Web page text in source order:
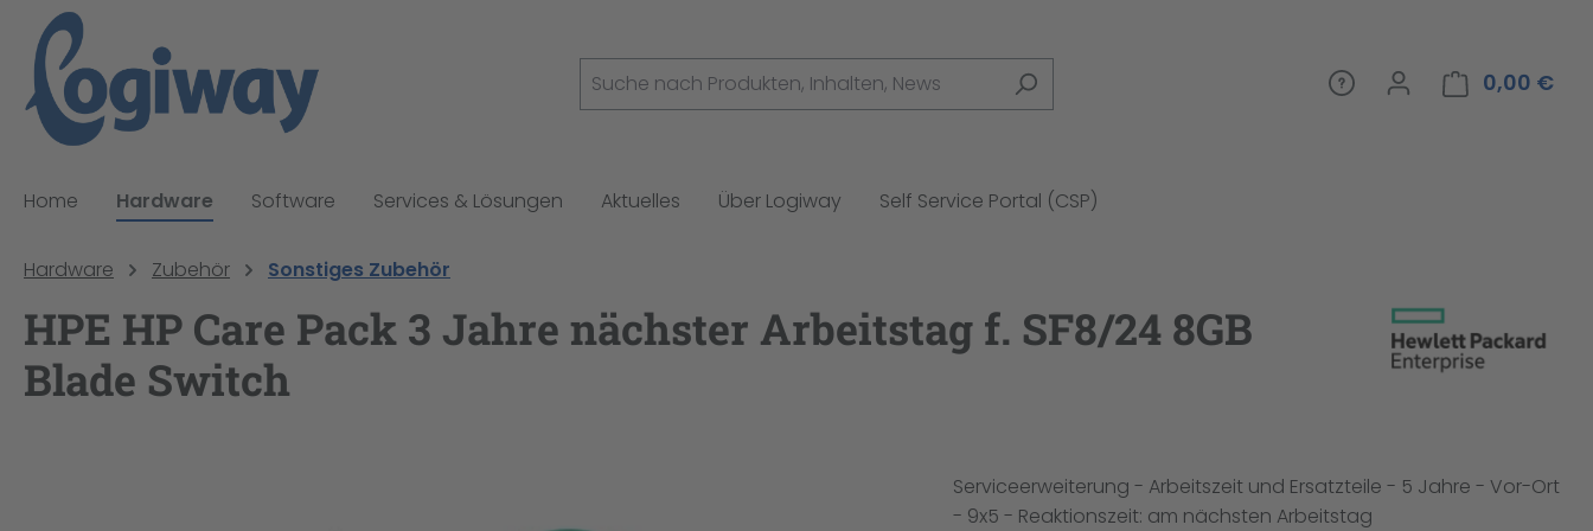
0,00 €
Home Hardware Software Services & Lösungen Aktuelles Über Logiway Self Service Portal (CSP)
Hardware Zubehör Sonstiges Zubehör
HPE HP Care Pack 3 Jahre nächster Arbeitstag f. SF8/24 8GB
Blade Switch
Serviceerweiterung - Arbeitszeit und Ersatzteile - 5 Jahre - Vor-Ort
- 9x5 - Reaktionszeit: am nächsten Arbeitstag